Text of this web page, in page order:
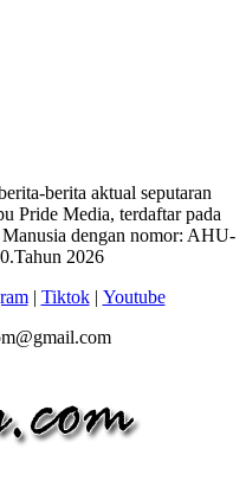
berita aktual seputaran
Pride Media, terdaftar pada
dengan nomor: AHU-
2026
| Tiktok| Youtube